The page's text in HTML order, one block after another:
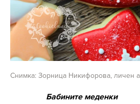
Снимка: Зорница Никифорова, личен
Бабините меденки